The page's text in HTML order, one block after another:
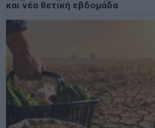
και νέα θετική εβδομάδα